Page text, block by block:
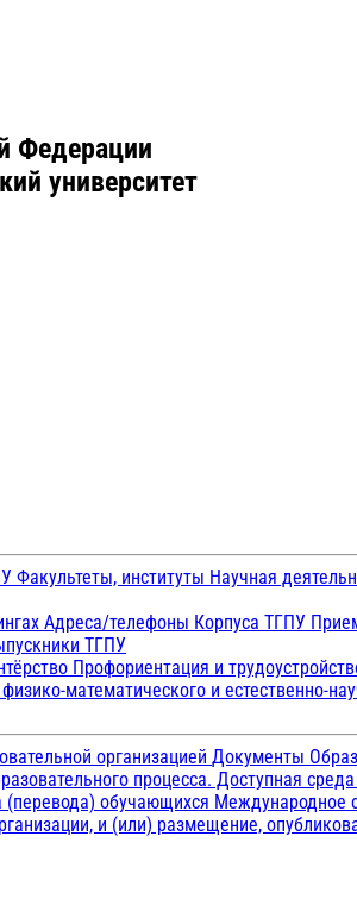
Федерации
университет
Факультеты, институты Научная
Адреса/телефоны Корпуса ТГПУ
ТГПУ
Профориентация и
математического и естественно-
организацией Документы
процесса. Доступная среда
обучающихся Международное
и (или) размещение,